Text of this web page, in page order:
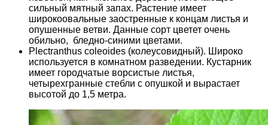
сильный мятный запах. Растение имеет
широкоовальные заостренные к концам листья и
опушенные ветви. Данные сорт цветет очень
обильно, бледно-синими цветами.
Plectranthus coleoides (колеусовидный). Широко
используется в комнатном разведении. Кустарник
имеет городчатые ворсистые листья,
четырехгранные стебли с опушкой и вырастает
высотой до 1,5 метра.